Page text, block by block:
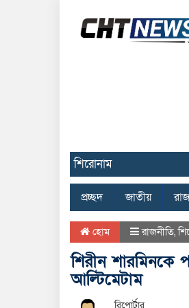
শিরোনাম
প্রচ্ছদ জাতীয়
হোম রাজনীতি,
শিরীন শারমিনকে
আল্টিমেটাম